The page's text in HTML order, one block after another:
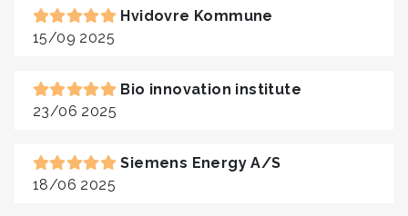
Hvidovre Kommune
15/09 2025
Bio innovation institute
23/06 2025
Siemens Energy A/S
18/06 2025